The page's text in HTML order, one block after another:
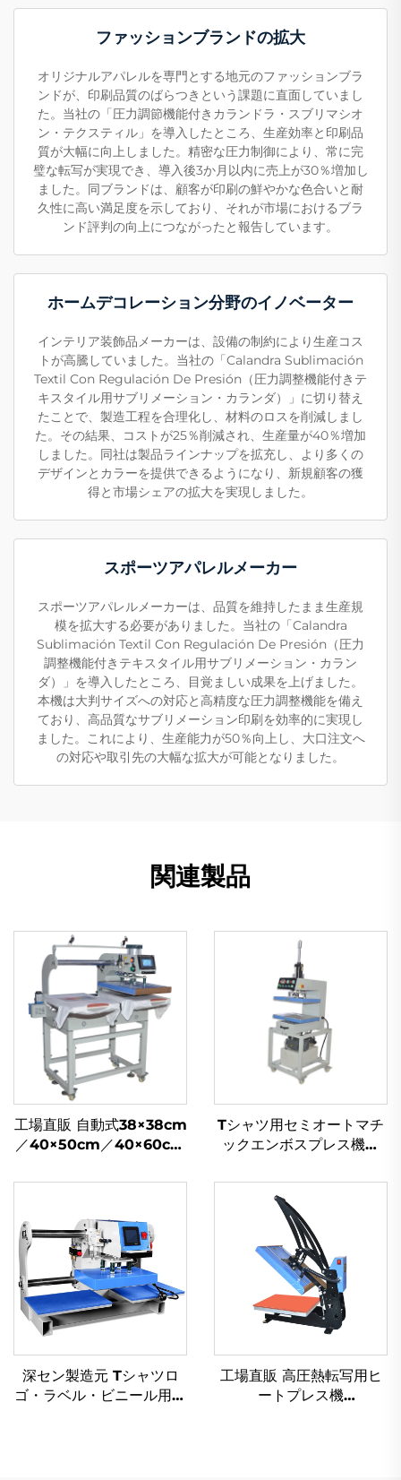
ファッションブランドの拡大
オリジナルアパレルを専門とする地元のファッションブラ
ンドが、印刷品質のばらつきという課題に直面していまし
た。当社の「圧力調節機能付きカランドラ・スブリマシオ
ン・テクスティル」を導入したところ、生産効率と印刷品
質が大幅に向上しました。精密な圧力制御により、常に完
璧な転写が実現でき、導入後3か月以内に売上が30％増加し
ました。同ブランドは、顧客が印刷の鮮やかな色合いと耐
久性に高い満足度を示しており、それが市場におけるブラ
ンド評判の向上につながったと報告しています。
ホームデコレーション分野のイノベーター
インテリア装飾品メーカーは、設備の制約により生産コス
トが高騰していました。当社の「Calandra Sublimación
Textil Con Regulación De Presión（圧力調整機能付きテ
キスタイル用サブリメーション・カランダ）」に切り替え
たことで、製造工程を合理化し、材料のロスを削減しまし
た。その結果、コストが25％削減され、生産量が40％増加
しました。同社は製品ラインナップを拡充し、より多くの
デザインとカラーを提供できるようになり、新規顧客の獲
得と市場シェアの拡大を実現しました。
スポーツアパレルメーカー
スポーツアパレルメーカーは、品質を維持したまま生産規
模を拡大する必要がありました。当社の「Calandra
Sublimación Textil Con Regulación De Presión（圧力
調整機能付きテキスタイル用サブリメーション・カラン
ダ）」を導入したところ、目覚ましい成果を上げました。
本機は大判サイズへの対応と高精度な圧力調整機能を備え
ており、高品質なサブリメーション印刷を効率的に実現し
ました。これにより、生産能力が50％向上し、大口注文へ
の対応や取引先の大幅な拡大が可能となりました。
関連製品
工場直販 自動式38×38cm
／40×50cm／40×60cm
レス機、Tシャツ・マグカ
印刷用
Tシャツ用セミオートマチ
ックエンボスプレス機／
／繊維・レザー用ロゴ加工
向け鋼板
深セン製造元 Tシャツロ
ゴ・ラベル・ビニール用空
工場直販 高圧熱転写用ヒ
ートプレス機